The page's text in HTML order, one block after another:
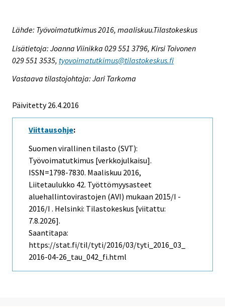
Lähde: Työvoimatutkimus 2016, maaliskuu.Tilastokeskus
Lisätietoja: Joanna Viinikka 029 551 3796, Kirsi Toivonen
029 551 3535, tyovoimatutkimus@tilastokeskus.fi
Vastaava tilastojohtaja: Jari Tarkoma
Päivitetty 26.4.2016
Viittausohje:
Suomen virallinen tilasto (SVT):
Työvoimatutkimus [verkkojulkaisu].
ISSN=1798-7830. Maaliskuu 2016,
Liitetaulukko 42. Työttömyysasteet
aluehallintovirastojen (AVI) mukaan 2015/I -
2016/I . Helsinki: Tilastokeskus [viitattu:
7.8.2026].
Saantitapa:
https://stat.fi/til/tyti/2016/03/tyti_2016_03_
2016-04-26_tau_042_fi.html